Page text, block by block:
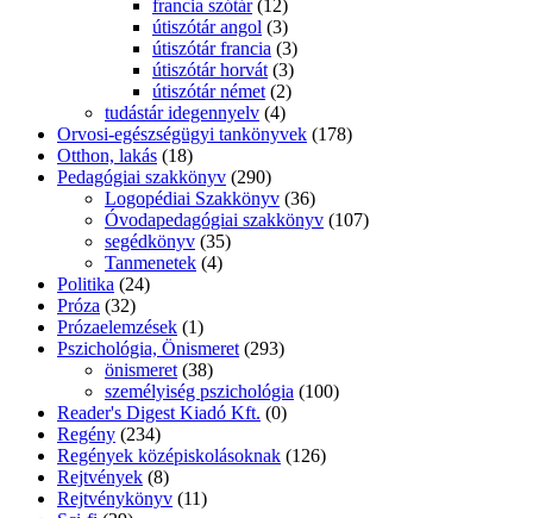
francia szótár (12)
útiszótár angol (3)
útiszótár francia (3)
útiszótár horvát (3)
útiszótár német (2)
tudástár idegennyelv (4)
Orvosi-egészségügyi tankönyvek (178)
Otthon, lakás (18)
Pedagógiai szakkönyv (290)
Logopédiai Szakkönyv (36)
Óvodapedagógiai szakkönyv (107)
segédkönyv (35)
Tanmenetek (4)
Politika (24)
Próza (32)
Prózaelemzések (1)
Pszichológia, Önismeret (293)
önismeret (38)
személyiség pszichológia (100)
Reader's Digest Kiadó Kft. (0)
Regény (234)
Regények középiskolásoknak (126)
Rejtvények (8)
Rejtvénykönyv (11)